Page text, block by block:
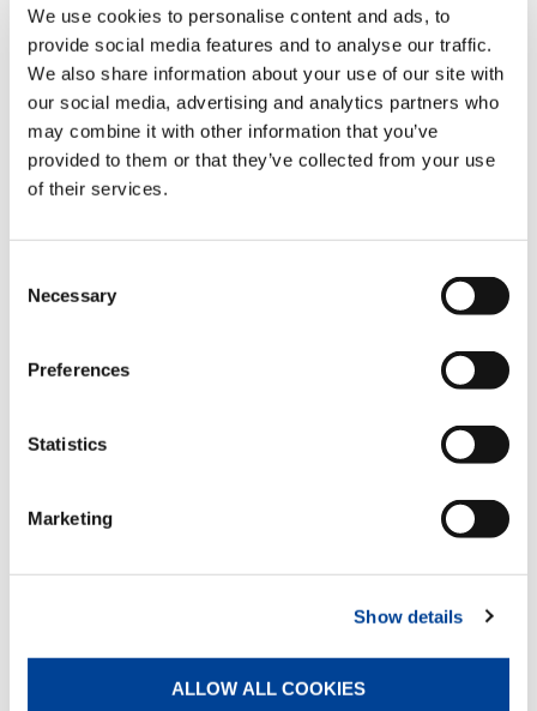
We use cookies to personalise content and ads, to
provide social media features and to analyse our traffic.
We also share information about your use of our site with
our social media, advertising and analytics partners who
may combine it with other information that you’ve
provided to them or that they’ve collected from your use
of their services.
Selection
Necessary
Preferences
Statistics
Marketing
Show details
ALLOW ALL COOKIES
い。
学校教育についていえば、教師は単に知識の伝達者
であってはならないのだ。生徒に感動を与えられる
教師であってこそ真の教育者といえる。知力を伸ば
すことだけが学校教育の目的であるのなら、いずれ
教師は要らなくなる。優れたティーチングマシンが
その代わりをしてくれる、その方が教師よりずっと
正確で合理的である。
でも、学ぶことの面白さや人間的な喜びを伝えられ
である。だが現在、生徒に感動を与えられる教師を
とだけを重点にしている。つまり理性を高めること
だけであって、人間の感性であるところの心の面が
とになっているのではないか。このような理性重視
の教育環境からは、感謝や尊敬の念を教えることは
心の教育は、理屈ではなく「しつけ」によってしか
培えないのだ。というと何かスパルタ式の「○○して
本を示せば子供は自然に身につけていくのである。
よって、子供はそれを肌で覚え、教えずとも自然に